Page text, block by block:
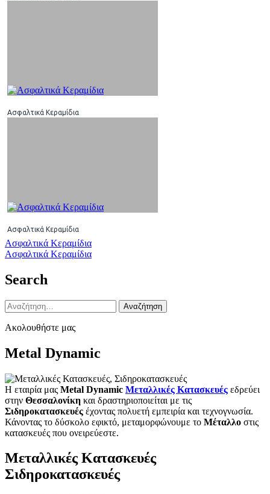
Ασφαλτικά Κεραμίδια
Ασφαλτικά Κεραμίδια
Πλοήγηση
άρθρων
Ασφαλτικά Κεραμίδια
Ασφαλτικά Κεραμίδια
Search
Αναζήτηση
για:
Ακολουθήστε μας
Metal Dynamic
Η εταιρία μας Metal Dynamic Μεταλλικές Κατασκευές εδρεύει
στην Θεσσαλονίκη και δραστηριοποιείται με τις
Σιδηροκατασκευές έχοντας πολυετή εμπειρία και τεχνογνωσία.
Κάνοντας το δύσκολο εφικτό, μεταμορφώνουμε το Μέταλλο στις
κατασκευές που ονειρεύεστε.
Μεταλλικές Κατασκευές
Σιδηροκατασκευές